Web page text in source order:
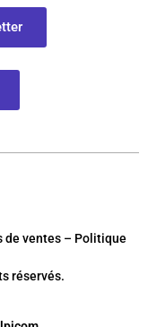
ventes – Politique
réservés.